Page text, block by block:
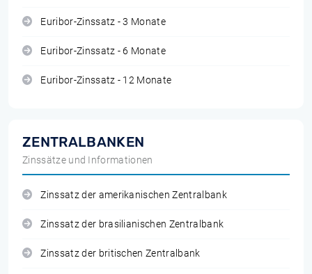
Euribor-Zinssatz - 3 Monate
Euribor-Zinssatz - 6 Monate
Euribor-Zinssatz - 12 Monate
ZENTRALBANKEN
Zinssätze und Informationen
Zinssatz der amerikanischen Zentralbank
Zinssatz der brasilianischen Zentralbank
Zinssatz der britischen Zentralbank